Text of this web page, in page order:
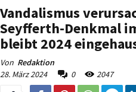
Vandalismus
Seyfferth-Denkmal
bleibt 2024
Von Redaktion
28. März 2024
0 2047